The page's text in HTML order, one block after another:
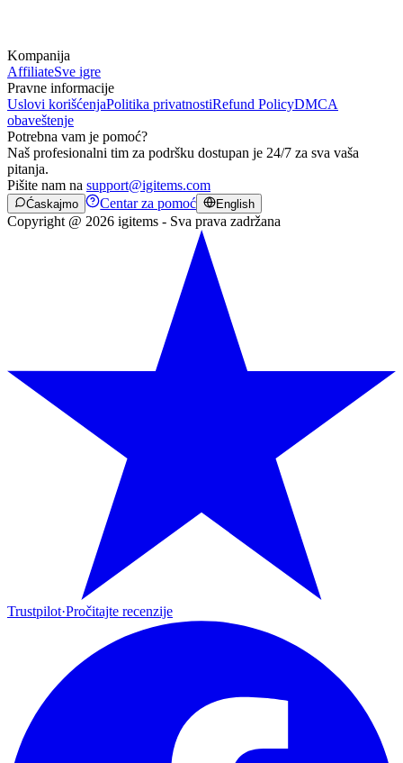
Kompanija
AffiliateSve igre
Pravne informacije
Uslovi korišćenjaPolitika privatnostiRefund PolicyDMCA
obaveštenje
Potrebna vam je pomoć?
Naš profesionalni tim za podršku dostupan je 24/7 za sva vaša
pitanja.
Pišite nam na support@igitems.com
Ćaskajmo Centar za pomoć English
Copyright @ 2026 igitems - Sva prava zadržana
Trustpilot·Pročitajte recenzije